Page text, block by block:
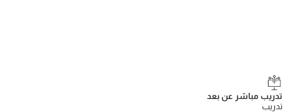
تدريب مباشر عن بعد
تدريب